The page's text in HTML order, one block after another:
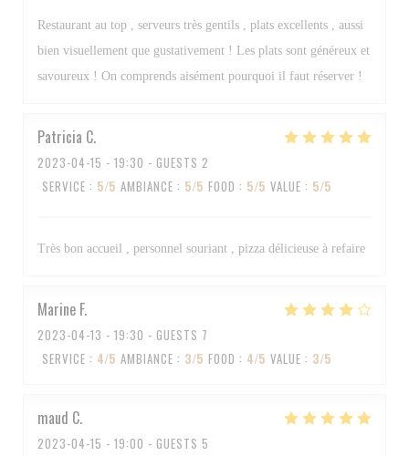
Restaurant au top , serveurs très gentils , plats excellents , aussi
bien visuellement que gustativement ! Les plats sont généreux et
savoureux ! On comprends aisément pourquoi il faut réserver !
Patricia C
2023-04-15 - 19:30 - GUESTS 2
SERVICE : 5/5 AMBIANCE : 5/5 FOOD : 5/5 VALUE : 5/5
Très bon accueil , personnel souriant , pizza délicieuse à refaire
Marine F
2023-04-13 - 19:30 - GUESTS 7
SERVICE : 4/5 AMBIANCE : 3/5 FOOD : 4/5 VALUE : 3/5
maud C
2023-04-15 - 19:00 - GUESTS 5